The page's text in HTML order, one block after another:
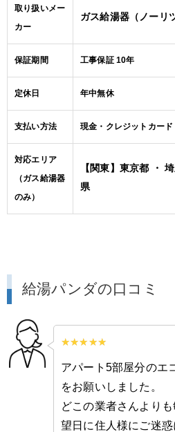
取り扱いメー
カー
ガス給湯器（ノーリ
保証期間 工事保証 10年
定休日 年中無休
支払い方法 現金・クレジットカード
対応エリア
（ガス給湯器
のみ）
【関東】東京都 ・
県
給湯パンダの口コミ
アパート5部屋分のエ
をお願いしました。
どこの業者さんより
望日に住人様にご迷